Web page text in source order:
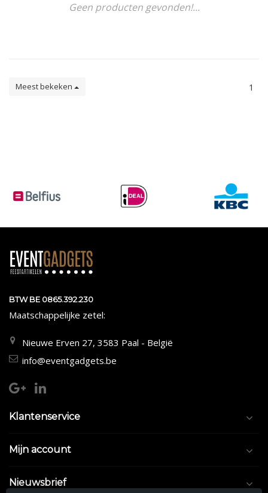
Geen producten gevonden!...
Meest bekeken 1
BTW BE 0865.392.230
Maatschappelijke zetel:
Nieuwe Erven 27, 3583 Paal - België
info@eventgadgets.be
Klantenservice
Mijn account
Nieuwsbrief